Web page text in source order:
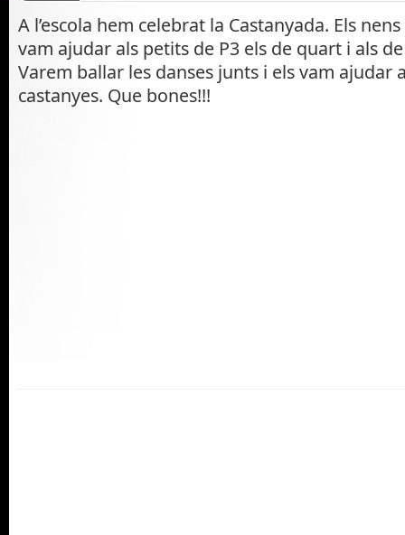
A l’escola hem celebrat la Castanyada. Els
vam ajudar als petits de P3 els de quart i als
Varem ballar les danses junts i els vam ajudar
castanyes. Que bones!!!